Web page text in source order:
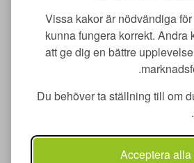
Vissa kakor är nödvändiga
kunna fungera korrekt. Andra
att ge dig en bättre
Du behöver ta ställning till om
Acceptera alla
Merit utbildning AB | Adlerfelts väg 2 C | 213 65